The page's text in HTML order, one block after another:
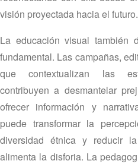
visión proyectada hacia el futuro.
La educación visual también
fundamental. Las campañas,
que contextualizan las
contribuyen a desmantelar
ofrecer información y
puede transformar la
diversidad étnica y reducir
alimenta la disforia. La